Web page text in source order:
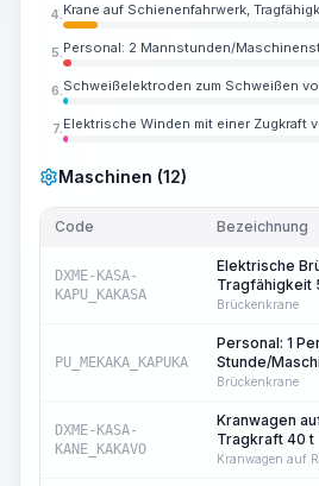
4. Krane auf Schienenfahrwerk,
5. Personal: 2 Mannstunden/
6.
7.
Maschinen (12)
Code Bezeichnung
DXME-KASA-
KAPU_KAKASA
Elektrische
Tragfähigkeit
Brückenkrane
PU_MEKAKA_KAPUKA
Personal: 1
Stunde/
Brückenkrane
DXME-KASA-
KANE_KAKAVO
Kranwagen
Tragkraft 40 t
Kranwagen auf